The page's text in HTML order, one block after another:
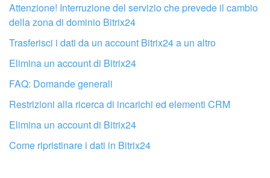
Mio profilo
Impostazioni
Enterprise
Bitrix24 On-Premise
Fai configurare il tuo Bitrix24 a un
Attenzione! Interruzione del servizio che prevede il cambio
della zona di dominio Bitrix24
Trasferisci i dati da un account Bitrix24 a un altro
Elimina un account di Bitrix24
FAQ: Domande generali
Restrizioni alla ricerca di incarichi ed elementi CRM
Elimina un account di Bitrix24
Come ripristinare i dati in Bitrix24